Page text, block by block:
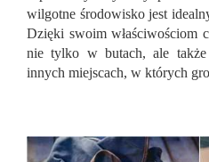
wilgotne środowisko jest
Dzięki swoim właściwościom
nie tylko w butach, ale także
innych miejscach, w których